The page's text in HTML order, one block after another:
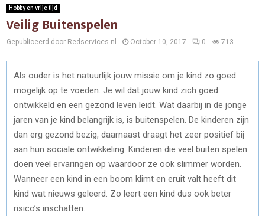
Hobby en vrije tijd
Veilig Buitenspelen
Gepubliceerd door Redservices.nl October 10, 2017 0 713
Als ouder is het natuurlijk jouw missie om je kind zo goed
mogelijk op te voeden. Je wil dat jouw kind zich goed
ontwikkeld en een gezond leven leidt. Wat daarbij in de jonge
jaren van je kind belangrijk is, is buitenspelen. De kinderen zijn
dan erg gezond bezig, daarnaast draagt het zeer positief bij
aan hun sociale ontwikkeling. Kinderen die veel buiten spelen
doen veel ervaringen op waardoor ze ook slimmer worden.
Wanneer een kind in een boom klimt en eruit valt heeft dit
kind wat nieuws geleerd. Zo leert een kind dus ook beter
risico’s inschatten.